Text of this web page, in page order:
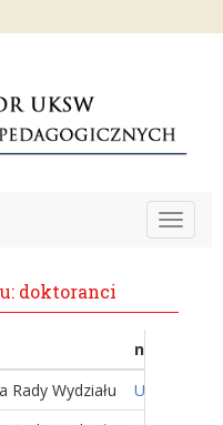
Toggle
doktoranci
nazwa
Rady Wydziału
Uchwała